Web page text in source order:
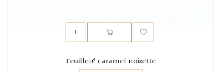
Feuilleté caramel noisette